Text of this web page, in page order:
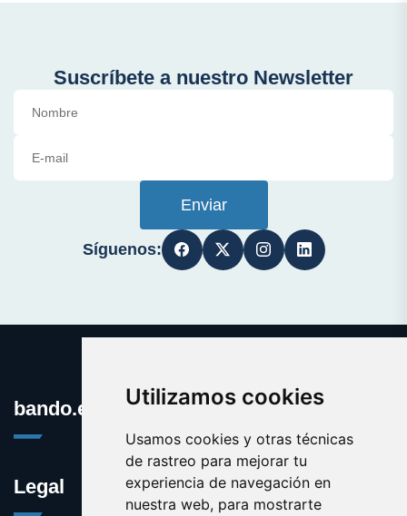
Utilizamos cookies
Usamos cookies y otras técnicas
de rastreo para mejorar tu
experiencia de navegación en
nuestra web, para mostrarte
Suscríbete a nuestro Newsletter
Enviar
Síguenos:
bando.es
Legal